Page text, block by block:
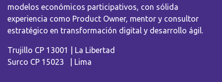
modelos económicos participativos, con sólida
experiencia como Product Owner, mentor y consultor
estratégico en transformación digital y desarrollo ágil.
Trujillo CP 13001 | La Libertad
Surco CP 15023 | Lima